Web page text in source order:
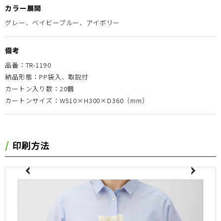
カラー展開
グレー、ベイビーブルー、アイボリー
備考
品番：TR-1190
納品形態：PP袋入、取説付
カートン入り数：20個
カートンサイズ：W510×H300×D360（mm）
印刷方法
Next